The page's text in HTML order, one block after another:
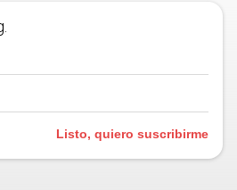
Listo, quiero suscribirme